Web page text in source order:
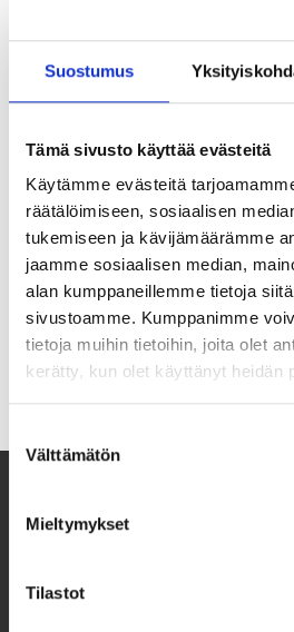
Suostumus
Tämä sivusto käyttää evästeitä
Käytämme evästeitä
räätälöimiseen, sosiaalisen
tukemiseen ja kävijämäärämme
jaamme sosiaalisen median,
alan kumppaneillemme tietoja
sivustoamme. Kumppanimme
tietoja muihin tietoihin, joita olet
kerätty, kun olet käyttänyt heidän
valinta
Välttämätön
Mieltymykset
Tilastot
Vuonna 2025 Taksvärkki ry
mukaisesti toimintaa
…
Lue lisää